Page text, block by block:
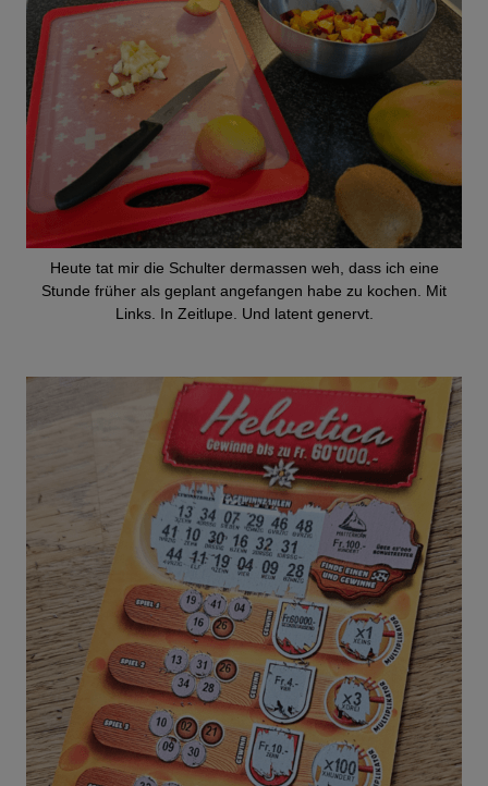
Heute tat mir die Schulter dermassen weh, dass ich eine
Stunde früher als geplant angefangen habe zu kochen. Mit
Links. In Zeitlupe. Und latent genervt.